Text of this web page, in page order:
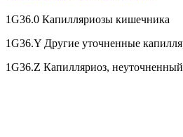
1G36.0 Капилляриозы кишечника
1G36.Y Другие уточненные
1G36.Z Капилляриоз, неуточненный